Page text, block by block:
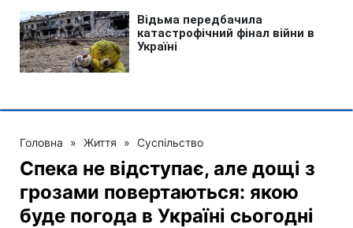
Головна » Життя » Суспільство
Спека не відступає, але дощі з
грозами повертаються: якою
буде погода в Україні сьогодні